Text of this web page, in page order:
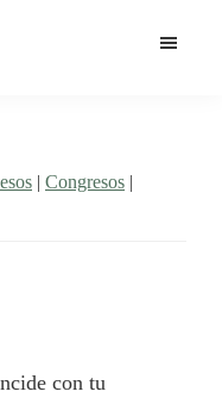
| Congresos |
con tu